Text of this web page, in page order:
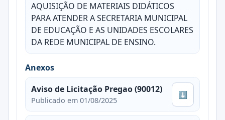
AQUISIÇÃO DE MATERIAIS DIDÁTICOS
PARA ATENDER A SECRETARIA MUNICIPAL
DE EDUCAÇÃO E AS UNIDADES ESCOLARES
DA REDE MUNICIPAL DE ENSINO.
Anexos
Aviso de Licitação Pregao (90012)
Publicado em 01/08/2025
⬇